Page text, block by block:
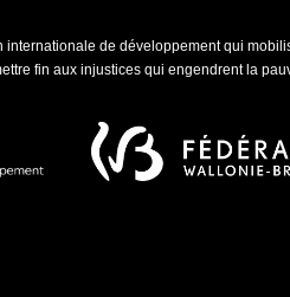
internationale de développement qui
fin aux injustices qui engendrent la